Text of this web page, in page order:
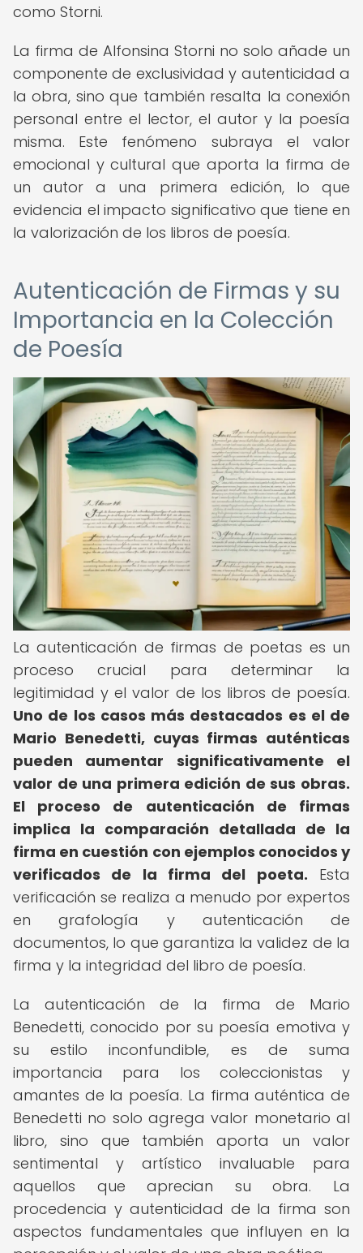
como Storni.
La firma de Alfonsina Storni no solo añade un
componente de exclusividad y autenticidad a
la obra, sino que también resalta la conexión
personal entre el lector, el autor y la poesía
misma. Este fenómeno subraya el valor
emocional y cultural que aporta la firma de
un autor a una primera edición, lo que
evidencia el impacto significativo que tiene en
la valorización de los libros de poesía.
Autenticación de Firmas y su
Importancia en la Colección
de Poesía
La autenticación de firmas de poetas es un
proceso crucial para determinar la
legitimidad y el valor de los libros de poesía.
Uno de los casos más destacados es el de
Mario Benedetti, cuyas firmas auténticas
pueden aumentar significativamente el
valor de una primera edición de sus obras.
El proceso de autenticación de firmas
implica la comparación detallada de la
firma en cuestión con ejemplos conocidos y
verificados de la firma del poeta. Esta
verificación se realiza a menudo por expertos
en grafología y autenticación de
documentos, lo que garantiza la validez de la
firma y la integridad del libro de poesía.
La autenticación de la firma de Mario
Benedetti, conocido por su poesía emotiva y
su estilo inconfundible, es de suma
importancia para los coleccionistas y
amantes de la poesía. La firma auténtica de
Benedetti no solo agrega valor monetario al
libro, sino que también aporta un valor
sentimental y artístico invaluable para
aquellos que aprecian su obra. La
procedencia y autenticidad de la firma son
aspectos fundamentales que influyen en la